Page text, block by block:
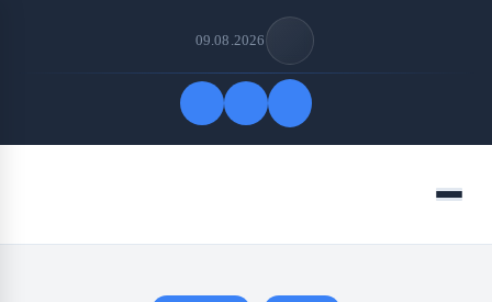
09.08.2026
Меню